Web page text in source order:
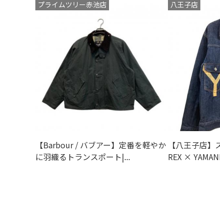
プライムツリー赤池店
【Barbour / バブアー】定番を軽やか
に羽織るトランスポート|...
八王子店
【八王子店
REX ×